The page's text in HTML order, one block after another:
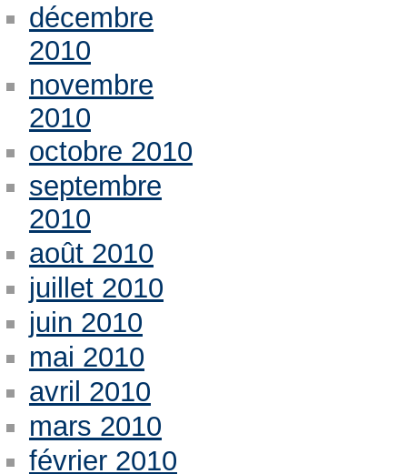
décembre
2010
novembre
2010
octobre 2010
septembre
2010
août 2010
juillet 2010
juin 2010
mai 2010
avril 2010
mars 2010
février 2010